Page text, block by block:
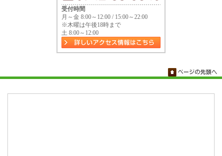
受付時間
月～金 8:00～12:00 / 15:00～22:00
※木曜は午後18時まで
土 8:00～12:00